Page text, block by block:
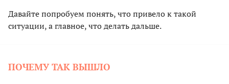
Давайте попробуем понять, что привело к такой
ситуации, а главное, что делать дальше.
ПОЧЕМУ ТАК ВЫШЛО